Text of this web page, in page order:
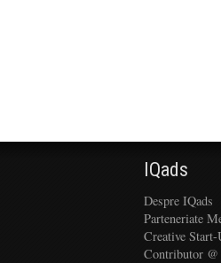
IQads
Despre IQads
Parteneriate
Creative
Contributor